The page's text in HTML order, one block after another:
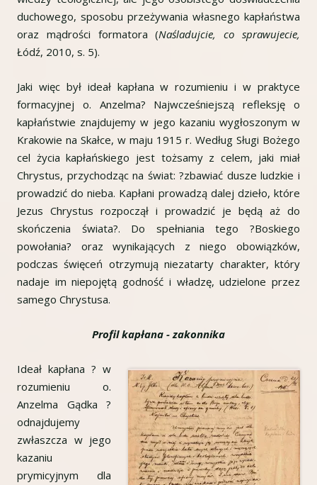
duchowego, sposobu przeżywania własnego kapłaństwa
oraz mądrości formatora (Naśladujcie, co sprawujecie,
Łódź, 2010, s. 5).
Jaki więc był ideał kapłana w rozumieniu i w praktyce
formacyjnej o. Anzelma? Najwcześniejszą refleksję o
kapłaństwie znajdujemy w jego kazaniu wygłoszonym w
Krakowie na Skałce, w maju 1915 r. Według Sługi Bożego
cel życia kapłańskiego jest tożsamy z celem, jaki miał
Chrystus, przychodząc na świat: ?zbawiać dusze ludzkie i
prowadzić do nieba. Kapłani prowadzą dalej dzieło, które
Jezus Chrystus rozpoczął i prowadzić je będą aż do
skończenia świata?. Do spełniania tego ?Boskiego
powołania? oraz wynikających z niego obowiązków,
podczas święceń otrzymują niezatarty charakter, który
nadaje im niepojętą godność i władzę, udzielone przez
samego Chrystusa.
Profil kapłana - zakonnika
Ideał kapłana ? w
rozumieniu o.
Anzelma Gądka ?
odnajdujemy
zwłaszcza w jego
kazaniu
prymicyjnym dla